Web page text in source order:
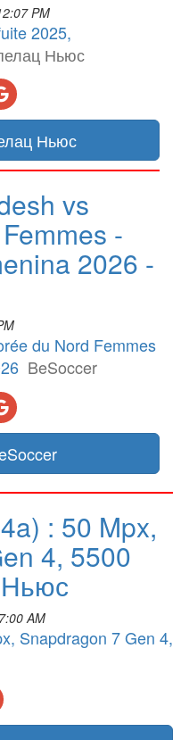
PM
2025,
Ньюс
Ньюс
vs
-
2026 -
du Nord Femmes
BeSoccer
: 50 Mpx,
4, 5500
AM
Snapdragon 7 Gen 4,